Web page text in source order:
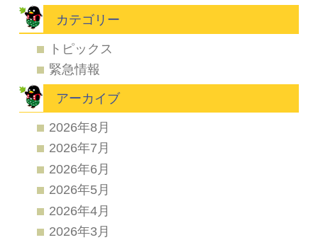
カテゴリー
トピックス
緊急情報
アーカイブ
2026年8月
2026年7月
2026年6月
2026年5月
2026年4月
2026年3月